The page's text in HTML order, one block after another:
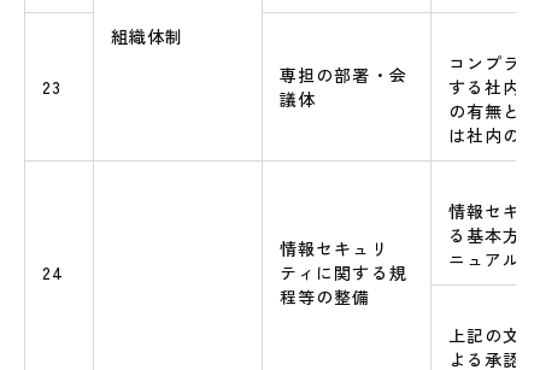
組織体制
23
専担の部署・会
議体
コンプラ
する社内
の有無と
は社内の
24
情報セキュリ
ティに関する規
程等の整備
情報セキ
る基本方
ニュアル
上記の文
よる承認